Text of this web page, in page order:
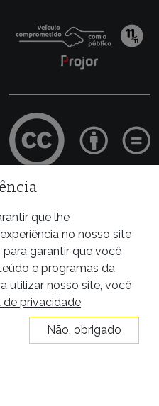
Site desenvolvido por
que lhe
no nosso site
garantir que você
e programas da
utilizar nosso site, você
privacidade.
Não, obrigado